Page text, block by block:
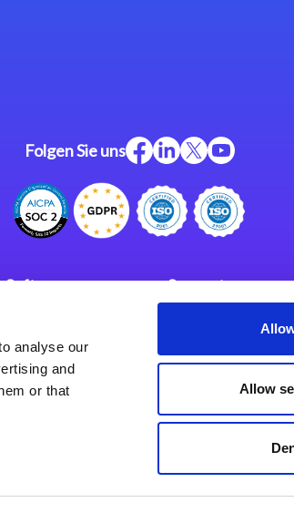
analyse our
and
or that
Allow
Folgen Sie uns
Software
Support
Impressum